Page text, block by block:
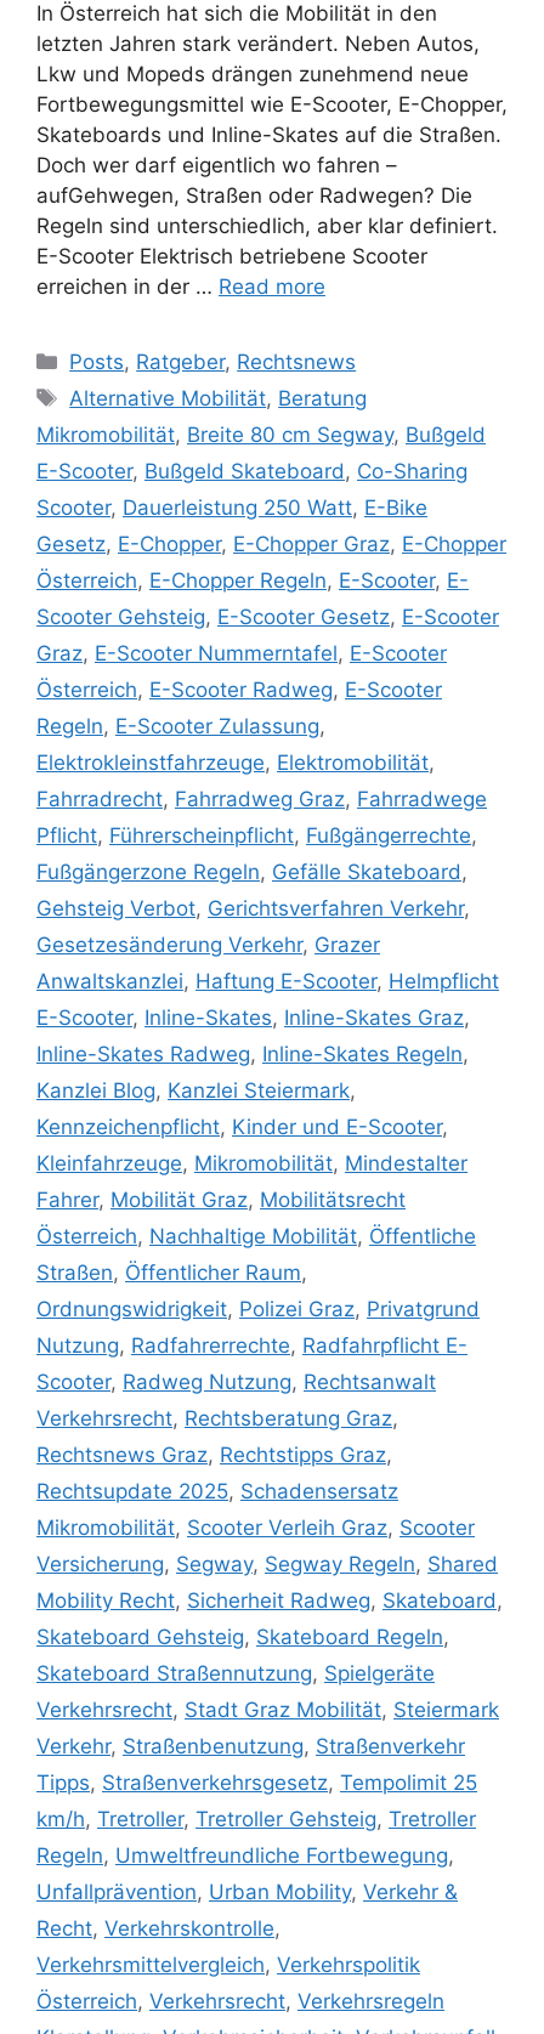
In Österreich hat sich die Mobilität in den
letzten Jahren stark verändert. Neben Autos,
Lkw und Mopeds drängen zunehmend neue
Fortbewegungsmittel wie E-Scooter, E-Chopper,
Skateboards und Inline-Skates auf die Straßen.
Doch wer darf eigentlich wo fahren –
aufGehwegen, Straßen oder Radwegen? Die
Regeln sind unterschiedlich, aber klar definiert.
E-Scooter Elektrisch betriebene Scooter
erreichen in der … Read more
Posts, Ratgeber, Rechtsnews
Alternative Mobilität, Beratung
Mikromobilität, Breite 80 cm Segway, Bußgeld
E-Scooter, Bußgeld Skateboard, Co-Sharing
Scooter, Dauerleistung 250 Watt, E-Bike
Gesetz, E-Chopper, E-Chopper Graz, E-Chopper
Österreich, E-Chopper Regeln, E-Scooter, E-
Scooter Gehsteig, E-Scooter Gesetz, E-Scooter
Graz, E-Scooter Nummerntafel, E-Scooter
Österreich, E-Scooter Radweg, E-Scooter
Regeln, E-Scooter Zulassung,
Elektrokleinstfahrzeuge, Elektromobilität,
Fahrradrecht, Fahrradweg Graz, Fahrradwege
Pflicht, Führerscheinpflicht, Fußgängerrechte,
Fußgängerzone Regeln, Gefälle Skateboard,
Gehsteig Verbot, Gerichtsverfahren Verkehr,
Gesetzesänderung Verkehr, Grazer
Anwaltskanzlei, Haftung E-Scooter, Helmpflicht
E-Scooter, Inline-Skates, Inline-Skates Graz,
Inline-Skates Radweg, Inline-Skates Regeln,
Kanzlei Blog, Kanzlei Steiermark,
Kennzeichenpflicht, Kinder und E-Scooter,
Kleinfahrzeuge, Mikromobilität, Mindestalter
Fahrer, Mobilität Graz, Mobilitätsrecht
Österreich, Nachhaltige Mobilität, Öffentliche
Straßen, Öffentlicher Raum,
Ordnungswidrigkeit, Polizei Graz, Privatgrund
Nutzung, Radfahrerrechte, Radfahrpflicht E-
Scooter, Radweg Nutzung, Rechtsanwalt
Verkehrsrecht, Rechtsberatung Graz,
Rechtsnews Graz, Rechtstipps Graz,
Rechtsupdate 2025, Schadensersatz
Mikromobilität, Scooter Verleih Graz, Scooter
Versicherung, Segway, Segway Regeln, Shared
Mobility Recht, Sicherheit Radweg, Skateboard,
Skateboard Gehsteig, Skateboard Regeln,
Skateboard Straßennutzung, Spielgeräte
Verkehrsrecht, Stadt Graz Mobilität, Steiermark
Verkehr, Straßenbenutzung, Straßenverkehr
Tipps, Straßenverkehrsgesetz, Tempolimit 25
km/h, Tretroller, Tretroller Gehsteig, Tretroller
Regeln, Umweltfreundliche Fortbewegung,
Unfallprävention, Urban Mobility, Verkehr &
Recht, Verkehrskontrolle,
Verkehrsmittelvergleich, Verkehrspolitik
Österreich, Verkehrsrecht, Verkehrsregeln